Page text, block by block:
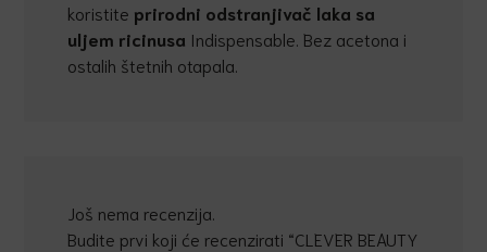
koristite prirodni odstranjivač laka sa
uljem ricinusa Indispensable. Bez acetona i
ostalih štetnih otapala.
Još nema recenzija.
Budite prvi koji će recenzirati “CLEVER BEAUTY